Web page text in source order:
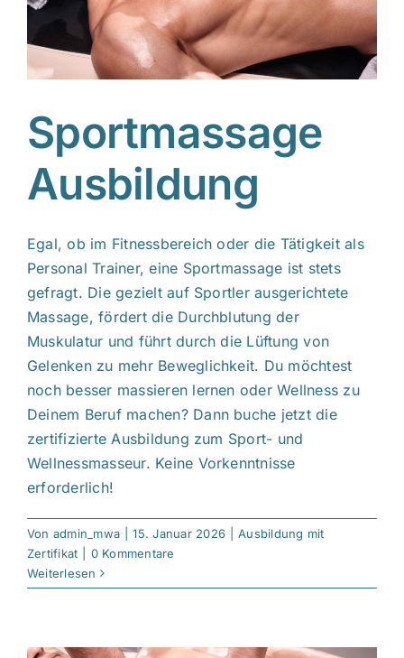
Sportmassage
Ausbildung
Egal, ob im Fitnessbereich oder die Tätigkeit als
Personal Trainer, eine Sportmassage ist stets
gefragt. Die gezielt auf Sportler ausgerichtete
Massage, fördert die Durchblutung der
Muskulatur und führt durch die Lüftung von
Gelenken zu mehr Beweglichkeit. Du möchtest
noch besser massieren lernen oder Wellness zu
Deinem Beruf machen? Dann buche jetzt die
zertifizierte Ausbildung zum Sport- und
Wellnessmasseur. Keine Vorkenntnisse
erforderlich!
Von admin_mwa 15. Januar 2026
Ausbildung mit
Zertifikat
0 Kommentare
Weiterlesen